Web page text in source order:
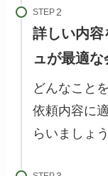
STEP
詳しい内
ュが最適
どんなこと
依頼内容に
らいましょう